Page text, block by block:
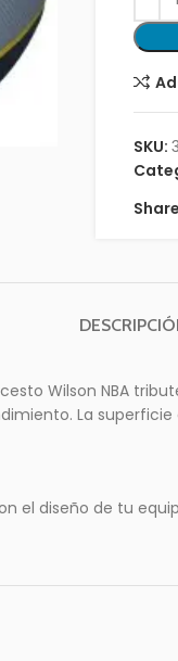
SKU:
Wilson NBA
La
el diseño de tu